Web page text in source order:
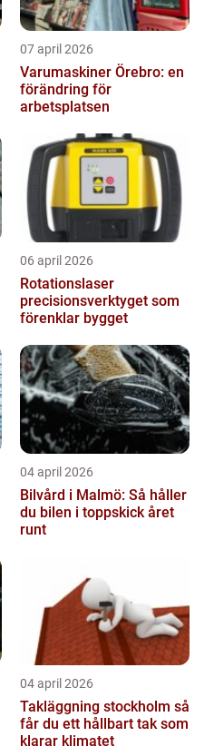
07 april 2026
Varumaskiner Örebro: en
förändring för
arbetsplatsen
06 april 2026
Rotationslaser
precisionsverktyget som
förenklar bygget
04 april 2026
Bilvård i Malmö: Så håller
du bilen i toppskick året
runt
04 april 2026
Takläggning stockholm så
får du ett hållbart tak som
klarar klimatet